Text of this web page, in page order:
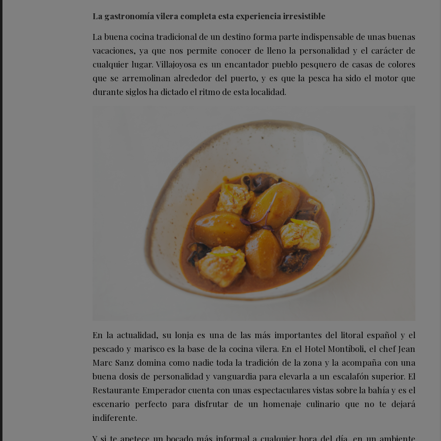
La gastronomía vilera completa esta experiencia irresistible
La buena cocina tradicional de un destino forma parte indispensable de unas buenas
vacaciones, ya que nos permite conocer de lleno la personalidad y el carácter de
cualquier lugar. Villajoyosa es un encantador pueblo pesquero de casas de colores
que se arremolinan alrededor del puerto, y es que la pesca ha sido el motor que
durante siglos ha dictado el ritmo de esta localidad.
En la actualidad, su lonja es una de las más importantes del litoral español y el
pescado y marisco es la base de la cocina vilera. En el Hotel Montíboli, el chef Jean
Marc Sanz domina como nadie toda la tradición de la zona y la acompaña con una
buena dosis de personalidad y vanguardia para elevarla a un escalafón superior. El
Restaurante Emperador cuenta con unas espectaculares vistas sobre la bahía y es el
escenario perfecto para disfrutar de un homenaje culinario que no te dejará
indiferente.
Y si te apetece un bocado más informal a cualquier hora del día, en un ambiente